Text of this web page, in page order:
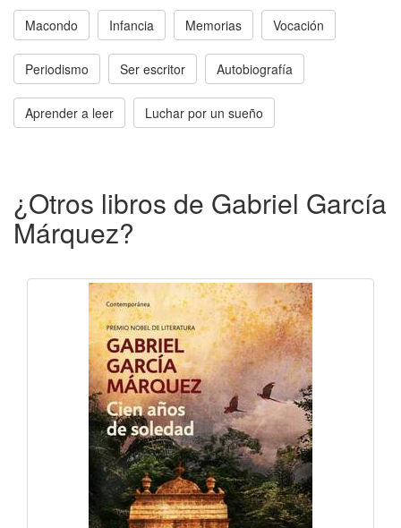
Macondo Infancia Memorias Vocación
Periodismo Ser escritor Autobiografía
Aprender a leer Luchar por un sueño
¿Otros libros de Gabriel García
Márquez?